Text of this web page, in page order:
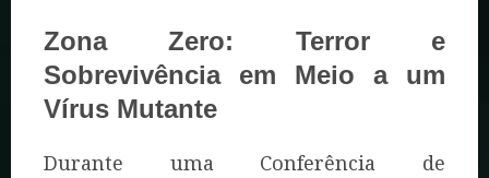
Zona Zero: Terror e
Sobrevivência em Meio a um
Vírus Mutante
Durante uma Conferência de